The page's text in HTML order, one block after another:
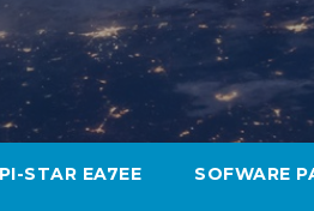
PI-STAR EA7EE SOFWARE